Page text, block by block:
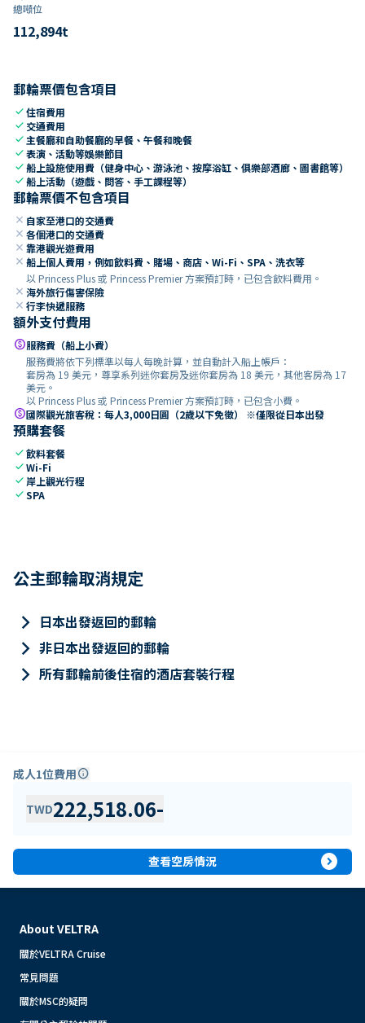
總噸位
112,894t
郵輪票價包含項目
check住宿費用
check 交通費用
check 主餐廳和自助餐廳的早餐、午餐和晚餐
check表演、活動等娛樂節目
check船上設施使用費（健身中心、游泳池、按摩浴缸、俱樂部酒廊、圖書館等）
check船上活動（遊戲、問答、手工課程等）
郵輪票價不包含項目
close 自家至港口的交通費
close 各個港口的交通費
close 靠港觀光遊費用
close 船上個人費用，例如飲料費、賭場、商店、Wi-Fi、SPA、洗衣等
以 Princess Plus 或 Princess Premier 方案預訂時，已包含飲料費用。
close 海外旅行傷害保險
close 行李快遞服務
額外支付費用
paid服務費（船上小費）
服務費將依下列標準以每人每晚計算，並自動計入船上帳戶：
套房為 19 美元，尊享系列迷你套房及迷你套房為 18 美元，其他客房為 17
美元。
以 Princess Plus 或 Princess Premier 方案預訂時，已包含小費。
paid國際觀光旅客稅：每人3,000日圓（2歲以下免徵） ※僅限從日本出發
預購套餐
check飲料套餐
checkWi-Fi
check 岸上觀光行程
checkSPA
公主郵輪取消規定
keyboard_arrow_right 日本出發返回的郵輪
keyboard_arrow_right 非日本出發返回的郵輪
keyboard_arrow_right 所有郵輪前後住宿的酒店套裝行程
成人1位費用info
TWD222,518.06-
查看空房情況 expand_circle_right
About VELTRA
關於VELTRA Cruise
常見問題
關於MSC的疑問